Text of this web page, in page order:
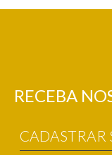
RECEBA